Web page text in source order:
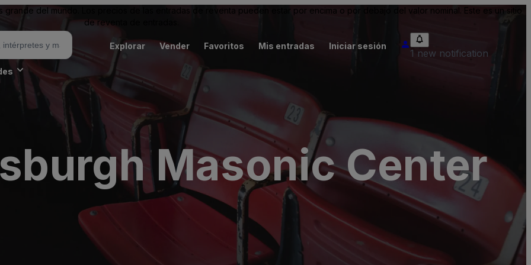
del mundo. Los precios de las entradas de reventa pueden estar por encima o por debajo del valor nominal. Este es un sitio
de reventa de entradas.
Explorar Vender Favoritos Mis entradas Iniciar sesión
1 new notification
Masonic Center